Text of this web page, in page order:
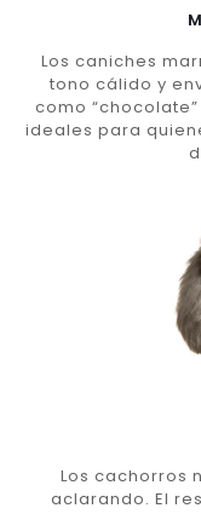
Los caniches
tono cálido y
como
ideales para
Los cachorros
aclarando. El